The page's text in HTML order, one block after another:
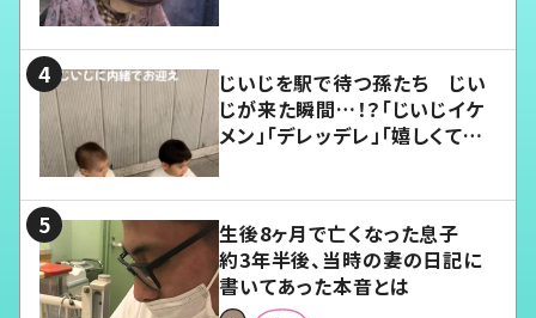
じいじを駅で待つ孫たち じい
じが来た瞬間…！？「じいじイケ
メン」「デレッデレ」「嬉しくて可
生後8ヶ月で亡くなった息子
約3年半後、当時の妻の日記に
書いてあった本音とは